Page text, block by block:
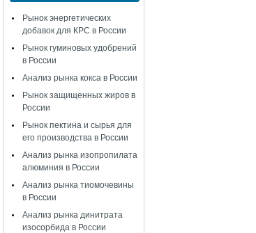
Рынок энергетических
добавок для КРС в России
Рынок гуминовых удобрений
в России
Анализ рынка кокса в России
Рынок защищенных жиров в
России
Рынок пектина и сырья для
его производства в России
Анализ рынка изопропилата
алюминия в России
Анализ рынка тиомочевины
в России
Анализ рынка динитрата
изосорбида в России